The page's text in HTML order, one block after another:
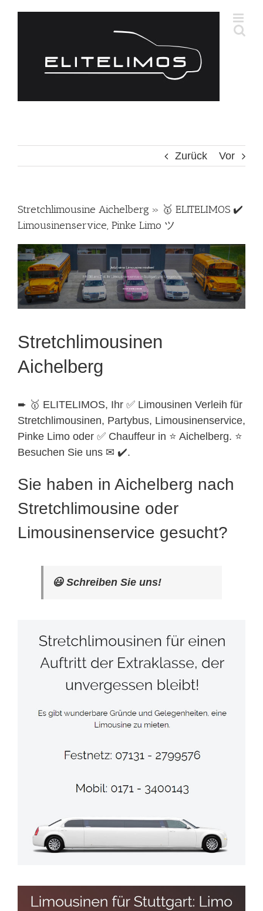
Zurück Vor
Stretchlimousine Aichelberg » 🥇 ELITELIMOS ✔️
Limousinenservice, Pinke Limo ツ
Stretchlimousinen
Aichelberg
➨ 🥇 ELITELIMOS, Ihr ✅ Limousinen Verleih für
Stretchlimousinen, Partybus, Limousinenservice,
Pinke Limo oder ✅ Chauffeur in ⭐ Aichelberg. ⭐
Besuchen Sie uns ✉ ✔️.
Sie haben in Aichelberg nach
Stretchlimousine oder
Limousinenservice gesucht?
😃 Schreiben Sie uns!